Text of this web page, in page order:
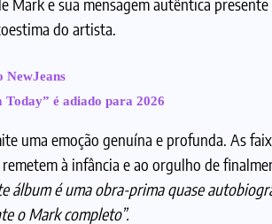
do artista.
NewJeans
é adiado para 2026
uma emoção genuína e profunda. As
à infância e ao orgulho de
álbum é uma obra-prima quase
o Mark completo”.